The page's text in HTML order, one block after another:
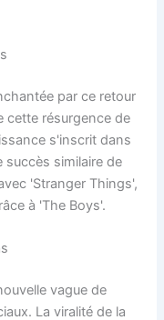
par ce retour
cette résurgence de
s'inscrit dans
succès similaire de
'Stranger Things',
à 'The Boys'.
vague de
La viralité de la